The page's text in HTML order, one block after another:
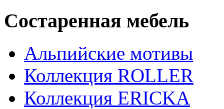
Состаренная мебель
Альпийские мотивы
Коллекция ROLLER
Коллекция ERICKA